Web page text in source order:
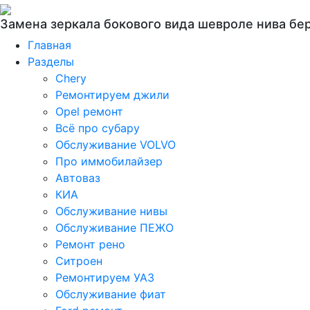
Замена зеркала бокового вида шевроле нива
Главная
Разделы
Chery
Ремонтируем джили
Opel ремонт
Всё про субару
Обслуживание VOLVO
Про иммобилайзер
Автоваз
КИА
Обслуживание нивы
Обслуживание ПЕЖО
Ремонт рено
Ситроен
Ремонтируем УАЗ
Обслуживание фиат